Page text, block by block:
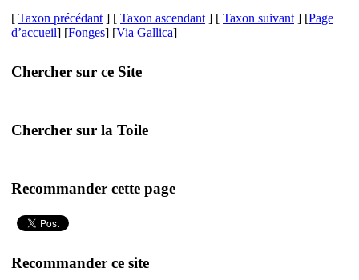
[ Taxon précédant ] [ Taxon ascendant ] [ Taxon suivant ] [Page
d’accueil] [Fonges] [Via Gallica]
Chercher sur ce Site
Chercher sur la Toile
Recommander cette page
Recommander ce site